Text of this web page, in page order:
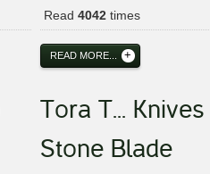
Read 4042times
READ MORE...
Tora T... Knives
Stone Blade